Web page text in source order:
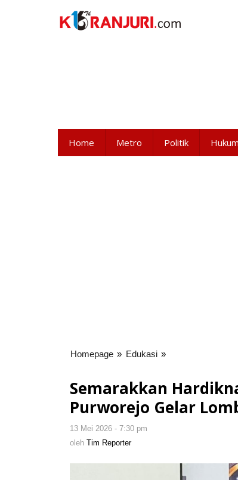
Home Metro Politik Hukum
Homepage » Edukasi »
Kombel
GEMPITA
Semarakkan
Purworejo Gelar
13 Mei 2026 - 7:30 pm
oleh Tim Reporter